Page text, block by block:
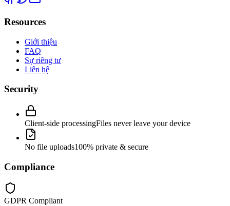
Resources
Giới thiệu
FAQ
Sự riêng tư
Liên hệ
Security
Client-side processingFiles never leave your device
No file uploads100% private & secure
Compliance
GDPR Compliant